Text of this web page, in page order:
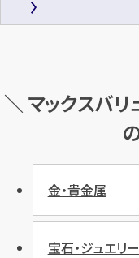
＼ マックスバ
金・貴金属
宝石・ジュエリー